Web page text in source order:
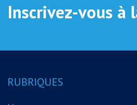
Inscrivez-vous à
RUBRIQUES